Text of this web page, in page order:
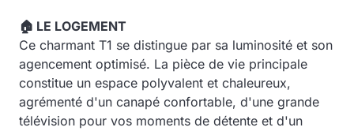
🏠 LE LOGEMENT
Ce charmant T1 se distingue par sa luminosité et son
agencement optimisé. La pièce de vie principale
constitue un espace polyvalent et chaleureux,
agrémenté d'un canapé confortable, d'une grande
télévision pour vos moments de détente et d'un